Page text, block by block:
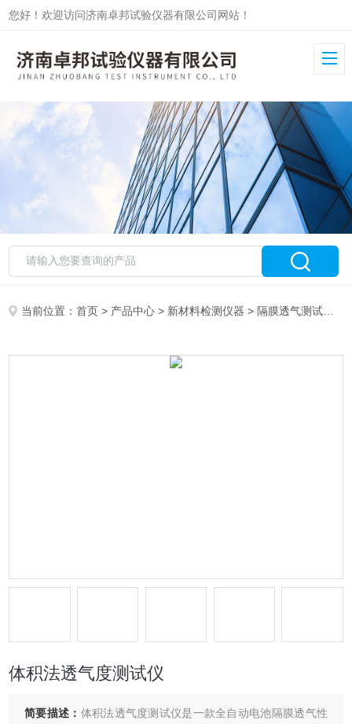
您好！欢迎访问济南卓邦试验仪器有限公司网站！
当前位置：首页 > 产品中心 > 新材料检测仪器 > 隔膜透气测试仪
体积法透气度测试仪
简要描述： 体积法透气度测试仪是一款全自动电池隔膜透气性